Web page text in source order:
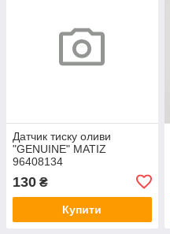
Датчик тиску оливи
"GENUINE" MATIZ
96408134
130 ₴
Купити